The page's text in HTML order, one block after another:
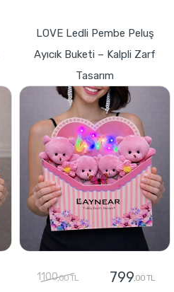
LOVE Ledli Pembe Peluş
Ayıcık Buketi – Kalpli Zarf
Tasarım
1100,00 TL 799,00 TL